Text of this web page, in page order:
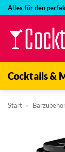
Zum
springen
Alles für den
Cocktails &
Start »